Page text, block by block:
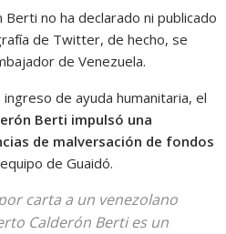
no ha declarado ni publicado
de Twitter, de hecho, se
de Venezuela.
de ayuda humanitaria, el
Berti impulsó una
de malversación de fondos
de Guaidó.
carta a un venezolano
Calderón Berti es un